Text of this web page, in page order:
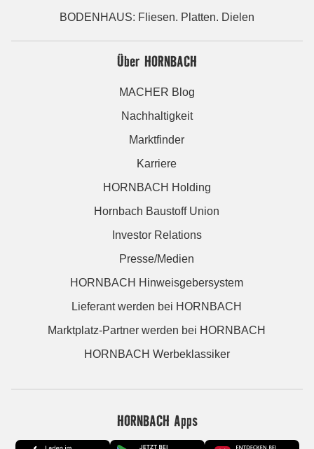
BODENHAUS: Fliesen. Platten. Dielen
Über HORNBACH
MACHER Blog
Nachhaltigkeit
Marktfinder
Karriere
HORNBACH Holding
Hornbach Baustoff Union
Investor Relations
Presse/Medien
HORNBACH Hinweisgebersystem
Lieferant werden bei HORNBACH
Marktplatz-Partner werden bei HORNBACH
HORNBACH Werbeklassiker
HORNBACH Apps